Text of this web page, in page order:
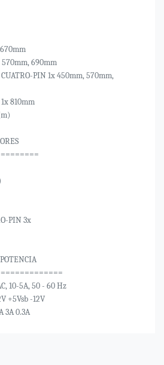
570mm, 690mm
PIN 1x 450mm, 570mm,
810mm
PIN 3x
10-5A, 50 - 60 Hz
+5Vsb -12V
3A 0.3A